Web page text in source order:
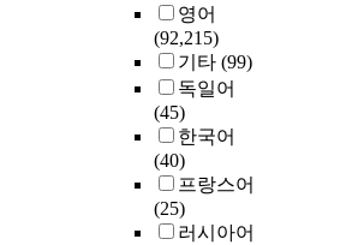
영어
(92,215)
기타 (99)
독일어
(45)
한국어
(40)
프랑스어
(25)
러시아어